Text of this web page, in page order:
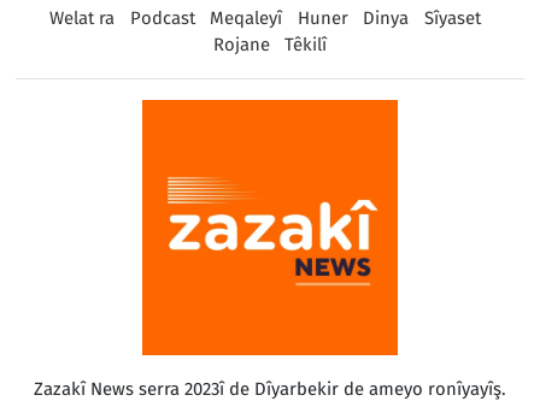
Welat ra Podcast Meqaleyî Huner Dinya
Sîyaset
Rojane
Têkilî
Zazakî News serra 2023î de Dîyarbekir de ameyo ronîyayîş.